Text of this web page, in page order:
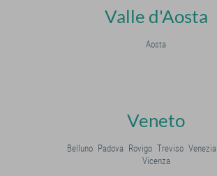
Valle d'Aosta
Aosta
Veneto
Belluno Padova Rovigo Treviso Venezia
Vicenza